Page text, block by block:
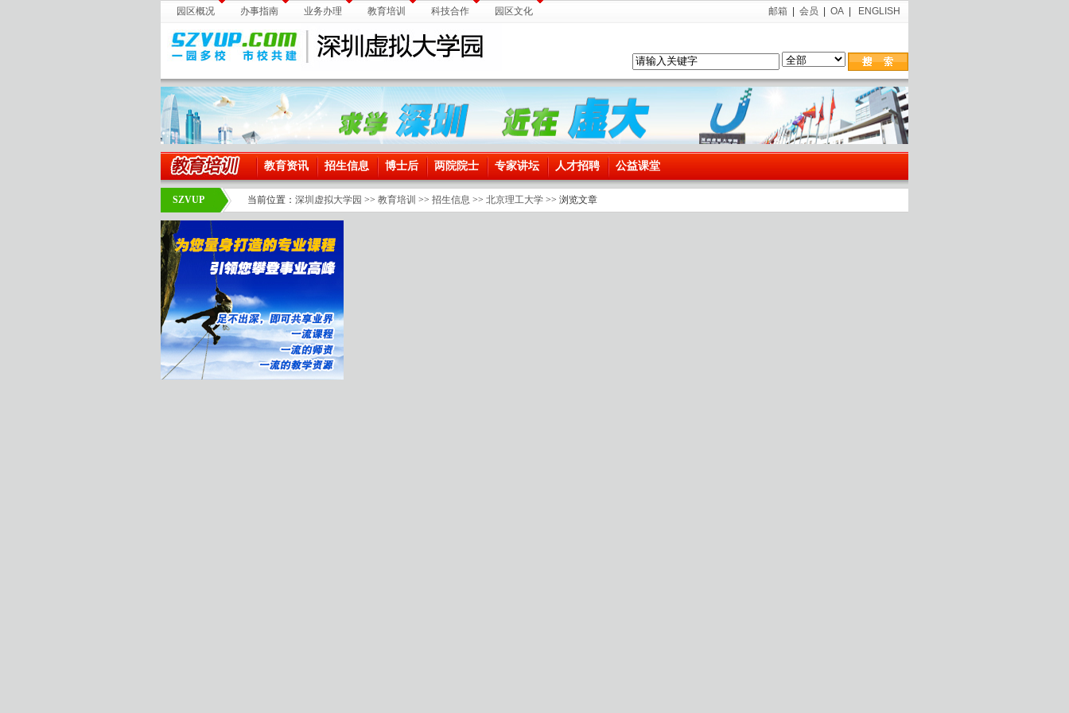
园区概况 办事指南 业务办理 教育培训 科技合作 园区文化 邮箱 会员 OA ENGLISH
教育资讯 招生信息 博士后 两院院士 专家讲坛 人才招聘 公益课堂
SZVUP 当前位置： 深圳虚拟大学园 >> 教育培训 >> 招生信息 >> 北京理工大学 >> 浏览文章